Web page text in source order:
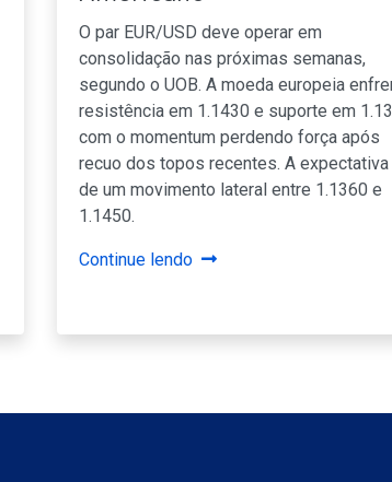
O par EUR/USD deve operar em
consolidação nas próximas semanas,
segundo o UOB. A moeda europeia
resistência em 1.1430 e suporte em
com o momentum perdendo força após
recuo dos topos recentes. A expectativa
de um movimento lateral entre 1.1360 e
1.1450.
Continue lendo